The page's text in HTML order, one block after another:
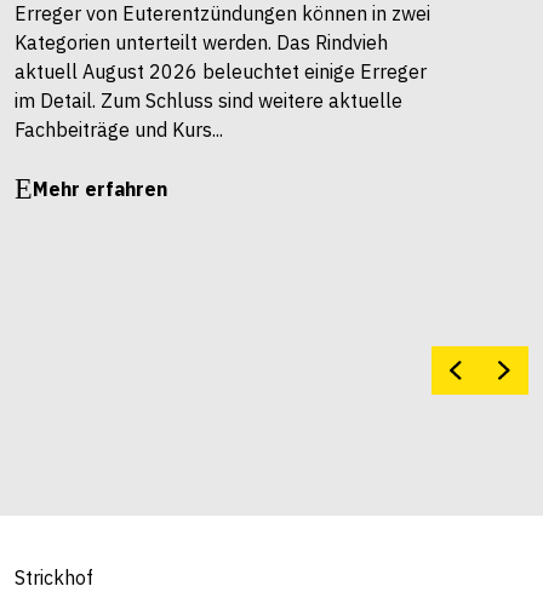
Erreger von Euterentzündungen können in zwei
Kategorien unterteilt werden. Das Rindvieh
aktuell August 2026 beleuchtet einige Erreger
im Detail. Zum Schluss sind weitere aktuelle
Fachbeiträge und Kurs...
Mehr erfahren
Strickhof